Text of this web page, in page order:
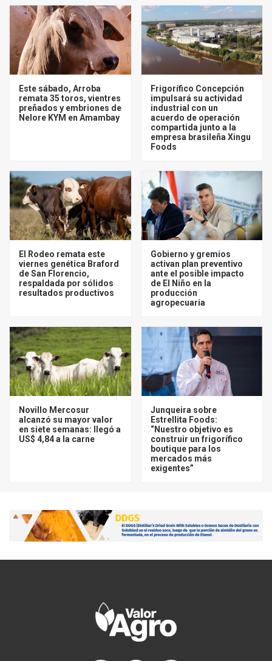
Este sábado, Arroba
remata 35 toros, vientres
preñados y embriones de
Nelore KYM en Amambay
Frigorífico Concepción
impulsará su actividad
industrial con un
acuerdo de operación
compartida junto a la
empresa brasileña Xingu
Foods
El Rodeo remata este
viernes genética Braford
de San Florencio,
respaldada por sólidos
resultados productivos
Gobierno y gremios
activan plan preventivo
ante el posible impacto
de El Niño en la
producción
agropecuaria
Novillo Mercosur
alcanzó su mayor valor
en siete semanas: llegó a
US$ 4,84 a la carne
Junqueira sobre
Estrellita Foods:
“Nuestro objetivo es
construir un frigorífico
boutique para los
mercados más
exigentes”